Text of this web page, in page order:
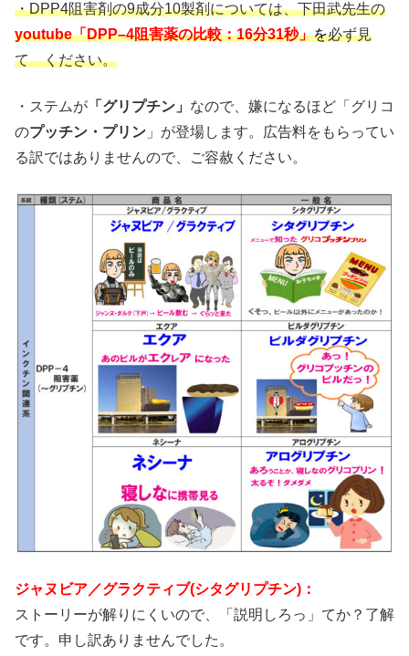
・DPP4阻害剤の9成分10製剤については、下田武先生の
youtube「DPP–4阻害薬の比較：16分31秒」を必ず見
て ください。
・ステムが 「グリプチン」 なので、嫌になるほど「グリコ
のプッチン・プリン 」が登場します。広告料をもらってい
る訳ではありませんので、ご容赦ください。
ジャヌビア／グラクティブ(シタグリプチン)：
ストーリーが解りにくいので、「説明しろっ」てか？了解
です。申し訳ありませんでした。